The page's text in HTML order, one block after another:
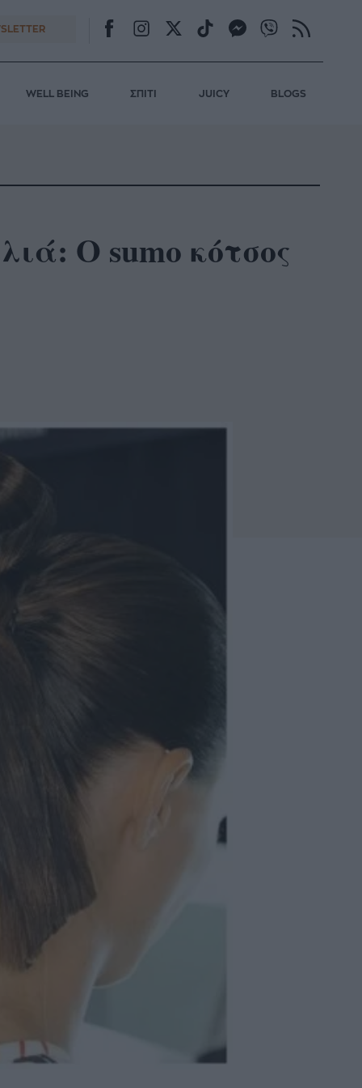
WELL BEING ΣΠΙΤΙ JUICY BLOGS
O sumo κότσος